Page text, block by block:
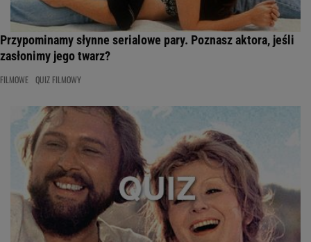
Przypominamy słynne serialowe pary. Poznasz aktora, jeśli
zasłonimy jego twarz?
FILMOWE QUIZ FILMOWY